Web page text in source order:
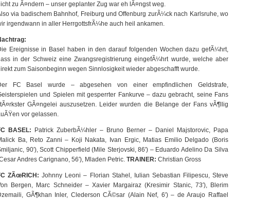
zu Ã¤ndern – unser geplanter Zug war eh lÃ¤ngst weg.
via badischem Bahnhof, Freiburg und Offenburg zurÃ¼ck nach Karlsruhe, wo
irgendwann in aller HerrgottsfrÃ¼he auch heil ankamen.
Ereignisse in Basel haben in den darauf folgenden Wochen dazu gefÃ¼hrt,
in der Schweiz eine Zwangsregistrierung eingefÃ¼hrt wurde, welche aber
zum Saisonbeginn wegen Sinnlosigkeit wieder abgeschafft wurde.
FC Basel wurde – abgesehen von einer empfindlichen Geldstrafe,
und Spielen mit gesperrter Fankurve – dazu gebracht, seine Fans
GÃ¤ngelei auszusetzen. Leider wurden die Belange der Fans vÃ¶llig
vor gelassen.
BASEL: Patrick ZuberbÃ¼hler – Bruno Berner – Daniel Majstorovic, Papa
Ba, Reto Zanni – Koji Nakata, Ivan Ergic, Matias Emilio Delgado (Boris
90′), Scott Chipperfield (Mile Sterjovski, 86′) – Eduardo Adelino Da Silva
Andres Carignano, 56′), Mladen Petric. TRAINER: Christian Gross
ZÃœRICH: Johnny Leoni – Florian Stahel, Iulian Sebastian Filipescu, Steve
Bergen, Marc Schneider – Xavier Margairaz (Kresimir Stanic, 73′), Blerim
GÃ¶khan Inler, Clederson CÃ©sar (Alain Nef, 6′) – de Araujo Raffael